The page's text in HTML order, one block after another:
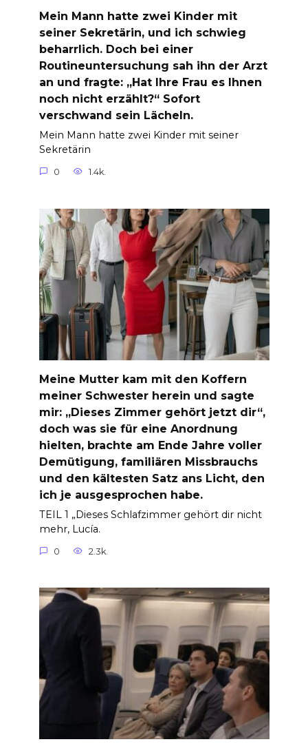
Mein Mann hatte zwei Kinder mit
seiner Sekretärin, und ich schwieg
beharrlich. Doch bei einer
Routineuntersuchung sah ihn der Arzt
an und fragte: „Hat Ihre Frau es Ihnen
noch nicht erzählt?“ Sofort
verschwand sein Lächeln.
Mein Mann hatte zwei Kinder mit seiner
Sekretärin
0 1.4k.
Meine Mutter kam mit den Koffern
meiner Schwester herein und sagte
mir: „Dieses Zimmer gehört jetzt dir“,
doch was sie für eine Anordnung
hielten, brachte am Ende Jahre voller
Demütigung, familiären Missbrauchs
und den kältesten Satz ans Licht, den
ich je ausgesprochen habe.
TEIL 1 „Dieses Schlafzimmer gehört dir nicht
mehr, Lucía.
0 2.3k.